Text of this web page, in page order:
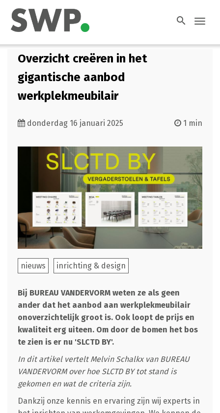
search
Overzicht creëren in het
gigantische aanbod
werkplekmeubilair
donderdag 16 januari 2025 1 min
nieuws inrichting & design
Bij BUREAU VANDERVORM weten ze als geen
ander dat het aanbod aan werkplekmeubilair
onoverzichtelijk groot is. Ook loopt de prijs en
kwaliteit erg uiteen. Om door de bomen het bos
te zien is er nu 'SLCTD BY'.
In dit artikel vertelt Melvin Schalkx van BUREAU
VANDERVORM over hoe SLCTD BY tot stand is
gekomen en wat de criteria zijn.
Dankzij onze kennis en ervaring zijn wij experts in